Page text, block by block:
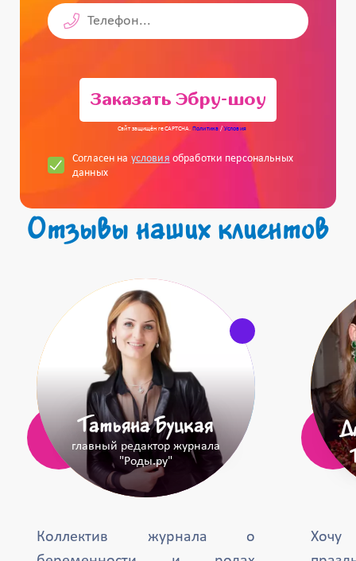
Заказать Эбру-шоу
Сайт защищён reCAPTCHA. Политика/Условия
Согласен на условия обработки персональных
данных
Отзывы наших клиентов
Татьяна Буцкая
главный редактор журнала
"Роды.ру"
Коллектив журнала о